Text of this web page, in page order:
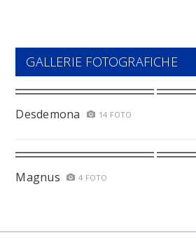
GALLERIE FOTOGRAFICHE
Desdemona 14 FOTO
Magnus 4 FOTO